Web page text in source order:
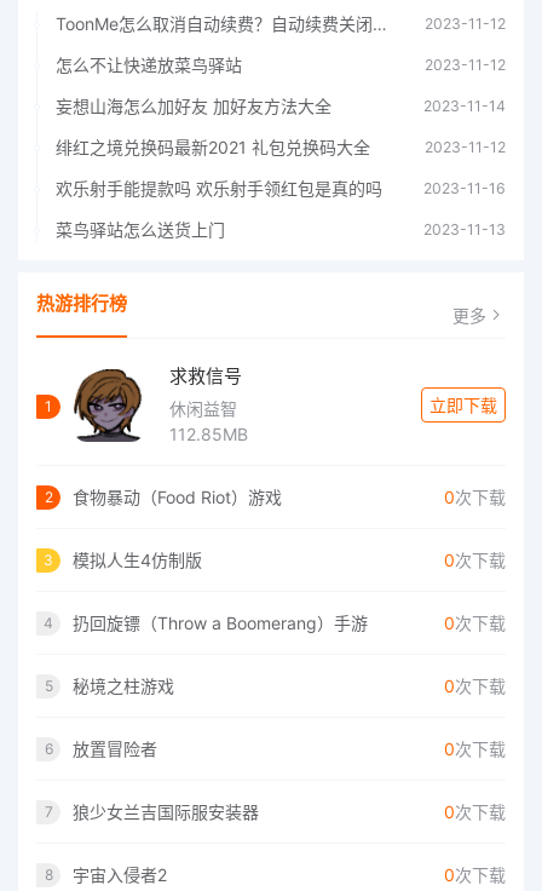
ToonMe怎么取消自动续费？自动续费关闭方法 2023-11-12
怎么不让快递放菜鸟驿站 2023-11-12
妄想山海怎么加好友 加好友方法大全 2023-11-14
绯红之境兑换码最新2021 礼包兑换码大全 2023-11-12
欢乐射手能提款吗 欢乐射手领红包是真的吗 2023-11-16
菜鸟驿站怎么送货上门 2023-11-13
热游排行榜 更多
1
求救信号
休闲益智
112.85MB
立即下载
2 食物暴动（Food Riot）游戏 0次下载
3 模拟人生4仿制版 0次下载
4 扔回旋镖（Throw a Boomerang）手游 0次下载
5 秘境之柱游戏 0次下载
6 放置冒险者 0次下载
7 狼少女兰吉国际服安装器 0次下载
8 宇宙入侵者2 0次下载